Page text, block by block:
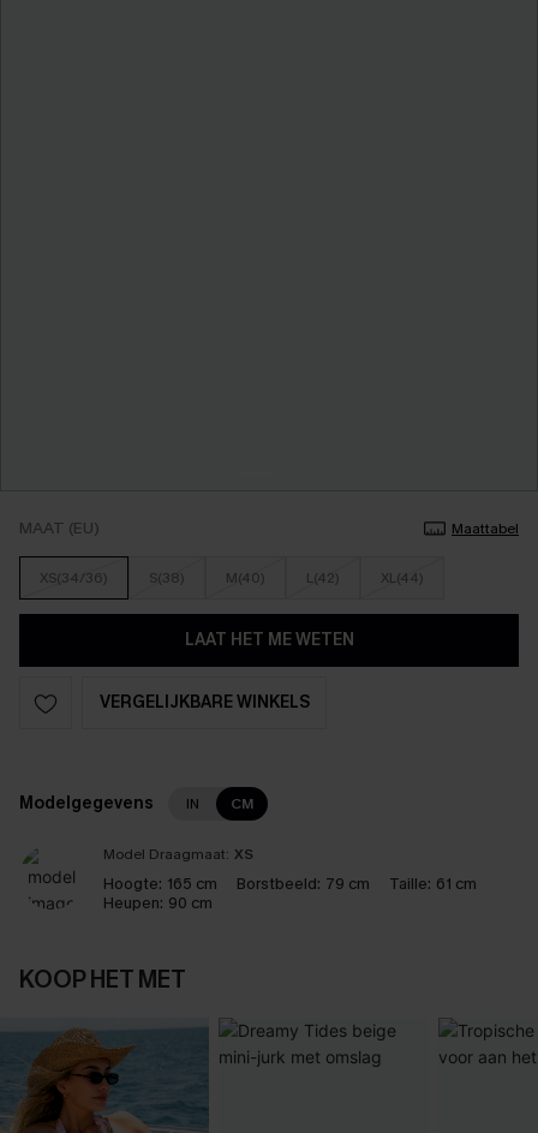
MAAT (EU) Maattabel
XS(34/36) S(38) M(40) L(42) XL(44)
LAAT HET ME WETEN
VERGELIJKBARE WINKELS
Modelgegevens IN CM
Model Draagmaat: XS
Hoogte: 165 cm Borstbeeld: 79 cm Taille: 61 cm
Heupen: 90 cm
KOOP HET MET